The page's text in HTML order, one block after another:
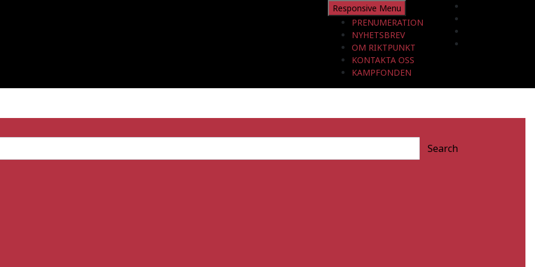
Responsive Menu
PRENUMERATION
NYHETSBREV
OM RIKTPUNKT
KONTAKTA OSS
KAMPFONDEN
Search